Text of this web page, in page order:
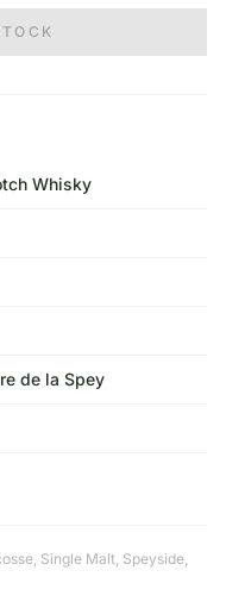
Whisky
de la Spey
, Single Malt, Speyside,